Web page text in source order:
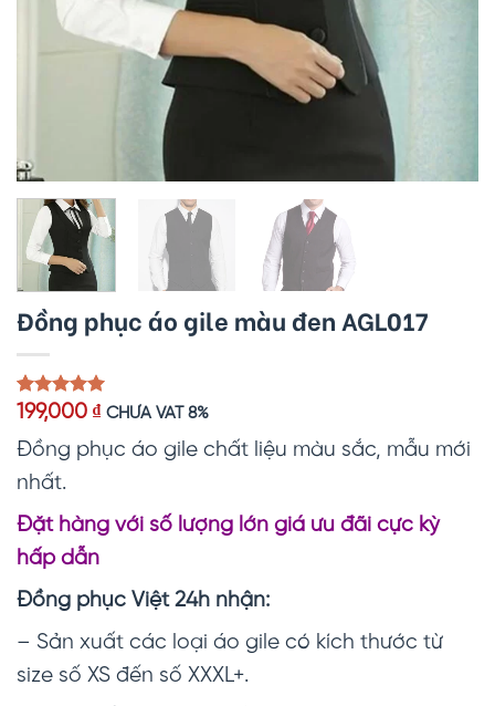
Đồng phục áo gile màu đen AGL017
5.00trên 5
dựa trên
1
đánh giá
199,000 ₫ CHƯA VAT 8%
Đồng phục áo gile chất liệu màu sắc, mẫu mới
nhất.
Đặt hàng với số lượng lớn giá ưu đãi cực kỳ
hấp dẫn
Đồng phục Việt 24h nhận:
– Sản xuất các loại áo gile có kích thước từ
size số XS đến số XXXL+.